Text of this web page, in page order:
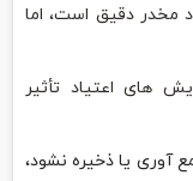
مخدر دقیق است، اما
های اعتیاد تأثیر
آوری یا ذخیره نشود،